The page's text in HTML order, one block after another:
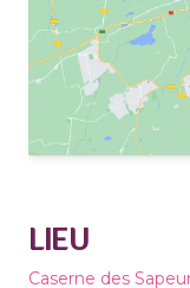
LIEU
Caserne des